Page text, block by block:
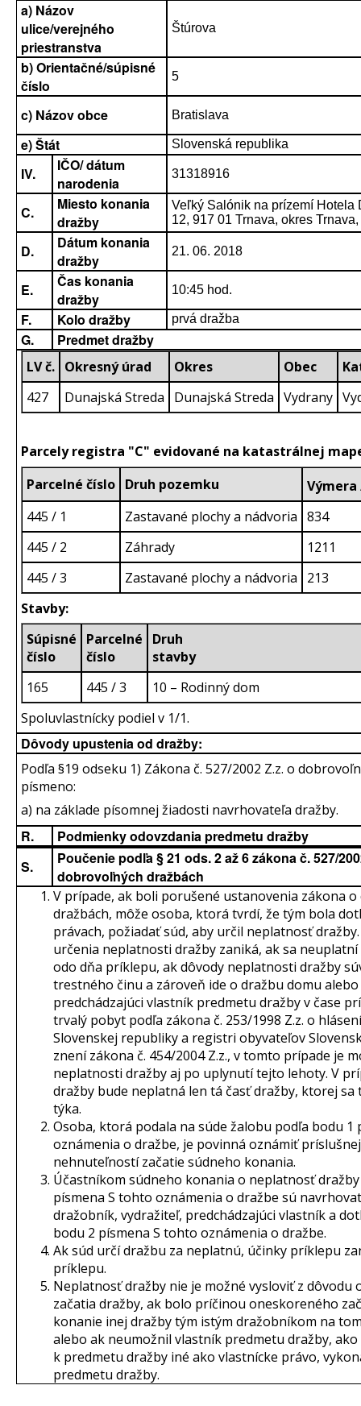
a) Názov
ulice/verejného
priestranstva
Štúrova
b) Orientačné/súpisné
číslo
5
c) Názov obce Bratislava
e) Štát Slovenská republika
IV.
IČO/ dátum
narodenia
31318916
C.
Miesto konania
dražby
Veľký Salónik na prízemí Hotela
12, 917 01 Trnava, okres
D.
Dátum konania
dražby
21. 06. 2018
E.
Čas konania
dražby
10:45 hod.
F. Kolo dražby prvá dražba
G. Predmet dražby
LV č. Okresný úrad Okres Obec
427
Dunajská Streda Dunajská Streda Vydrany
Parcely registra "C" evidované na katastrálnej
Parcelné číslo Druh pozemku
445 / 1
Zastavané plochy a nádvoria 834
445 / 2
Záhrady
1211
445 / 3
Zastavané plochy a nádvoria
213
Stavby:
Súpisné
číslo
Parcelné
číslo
Druh
165
445 / 3
10 – Rodinný dom
Spoluvlastnícky podiel v 1/1.
Dôvody upustenia od dražby:
Podľa §19 odseku 1) Zákona č. 527/2002 Z.z. o
písmeno:
a) na základe písomnej žiadosti navrhovateľa dražby.
R.
Podmienky odovzdania predmetu dražby
S.
Poučenie podľa § 21 ods. 2 až 6 zákona č. 527/
dobrovoľných dražbách
V prípade, ak boli porušené ustanovenia zákona
dražbách, môže osoba, ktorá tvrdí, že tým bola
právach, požiadať súd, aby určil neplatnosť
určenia neplatnosti dražby zaniká, ak sa
odo dňa príklepu, ak dôvody neplatnosti dražby
trestného činu a zároveň ide o dražbu domu
predchádzajúci vlastník predmetu dražby v čase
trvalý pobyt podľa zákona č. 253/1998 Z.z. o
Slovenskej republiky a registri obyvateľov
znení zákona č. 454/2004 Z.z., v tomto prípade je
neplatnosti dražby aj po uplynutí tejto lehoty. V
dražby bude neplatná len tá časť dražby, ktorej
týka.
Osoba, ktorá podala na súde žalobu podľa bodu 1
oznámenia o dražbe, je povinná oznámiť
nehnuteľností začatie súdneho konania.
Účastníkom súdneho konania o neplatnosť
písmena S tohto oznámenia o dražbe sú
dražobník, vydražiteľ, predchádzajúci vlastník a
bodu 2 písmena S tohto oznámenia o dražbe.
Ak súd určí dražbu za neplatnú, účinky príklepu
príklepu.
Neplatnosť dražby nie je možné vysloviť z dôvodu
začatia dražby, ak bolo príčinou oneskoreného
konanie inej dražby tým istým dražobníkom na
alebo ak neumožnil vlastník predmetu dražby,
k predmetu dražby iné ako vlastnícke právo,
predmetu dražby.